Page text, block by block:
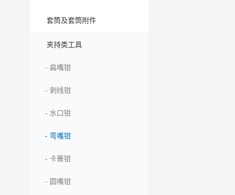
套筒及套筒附件
夹持类工具
- 扁嘴钳
- 剥线钳
- 水口钳
- 弯嘴钳
- 卡簧钳
- 圆嘴钳